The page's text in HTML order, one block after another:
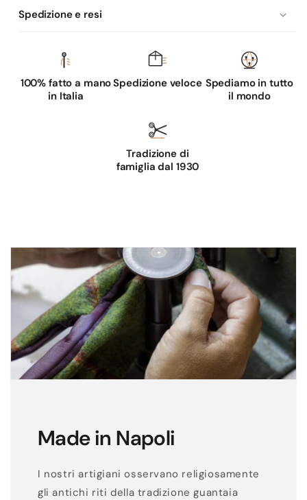
Spedizione e resi
100% fatto a mano
in Italia
Spedizione veloce Spediamo in tutto
il mondo
Tradizione di
famiglia dal 1930
Made in Napoli
I nostri artigiani osservano religiosamente
gli antichi riti della tradizione guantaia